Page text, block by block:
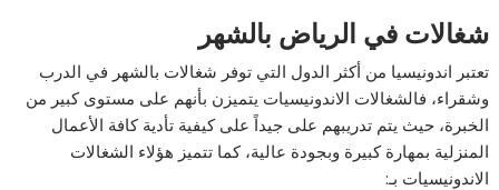
شغالات في الرياض بالشهر
تعتبر اندونيسيا من أكثر الدول التي توفر شغالات بالشهر في الدرب
وشقراء، فالشغالات الاندونيسيات يتميزن بأنهم على مستوى كبير من
الخبرة، حيث يتم تدريبهم على جيداً على كيفية تأدية كافة الأعمال
المنزلية بمهارة كبيرة وبجودة عالية، كما تتميز هؤلاء الشغالات
الاندونيسيات بـ: